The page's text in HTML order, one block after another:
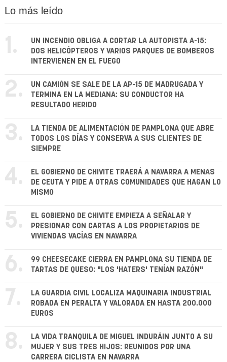
Lo más leído
1.
UN INCENDIO OBLIGA A CORTAR LA AUTOPISTA A-15:
DOS HELICÓPTEROS Y VARIOS PARQUES DE BOMBEROS
INTERVIENEN EN EL FUEGO
2.
UN CAMIÓN SE SALE DE LA AP-15 DE MADRUGADA Y
TERMINA EN LA MEDIANA: SU CONDUCTOR HA
RESULTADO HERIDO
3.
LA TIENDA DE ALIMENTACIÓN DE PAMPLONA QUE ABRE
TODOS LOS DÍAS Y CONSERVA A SUS CLIENTES DE
SIEMPRE
4.
EL GOBIERNO DE CHIVITE TRAERÁ A NAVARRA A MENAS
DE CEUTA Y PIDE A OTRAS COMUNIDADES QUE HAGAN LO
MISMO
5.
EL GOBIERNO DE CHIVITE EMPIEZA A SEÑALAR Y
PRESIONAR CON CARTAS A LOS PROPIETARIOS DE
VIVIENDAS VACÍAS EN NAVARRA
6.
99 CHEESECAKE CIERRA EN PAMPLONA SU TIENDA DE
TARTAS DE QUESO: "LOS 'HATERS' TENÍAN RAZÓN"
7.
LA GUARDIA CIVIL LOCALIZA MAQUINARIA INDUSTRIAL
ROBADA EN PERALTA Y VALORADA EN HASTA 200.000
EUROS
8.
LA VIDA TRANQUILA DE MIGUEL INDURÁIN JUNTO A SU
MUJER Y SUS TRES HIJOS: REUNIDOS POR UNA
CARRERA CICLISTA EN NAVARRA